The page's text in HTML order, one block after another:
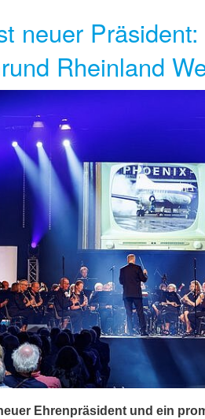
neuer
Rheinland
Ehrenpräsident und ein